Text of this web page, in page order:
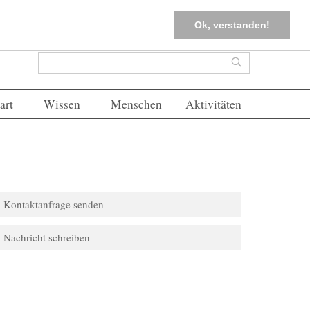
Ok, verstanden!
FAQs Einloggen
Suchformular Suche
Wissen Menschen Aktivitäten
Kontaktanfrage senden
Nachricht schreiben